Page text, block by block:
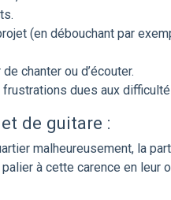
(en débouchant par
chanter ou d’écouter.
frustrations dues aux
de guitare :
malheureusement, la
à cette carence en leur